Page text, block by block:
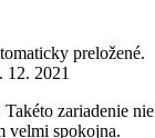
preložené.
12. 2021
zariadenie
velmi spokojna.